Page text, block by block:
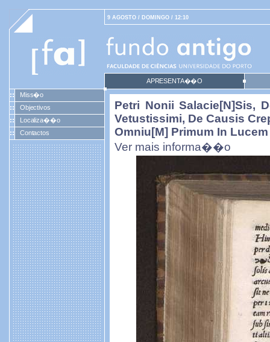
9 AGOSTO / DOMINGO / 12:10
APRESENTA��O
Miss�o
Objectivos
Localiza��o
Contactos
Petri Nonii Salacie[n]sis,
Vetustissimi, De Causis
Omniu[m] Primum In
Ver mais informa��o